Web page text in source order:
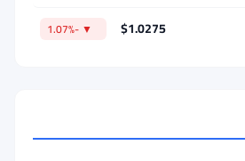
$1.0275
▼ -1.07%